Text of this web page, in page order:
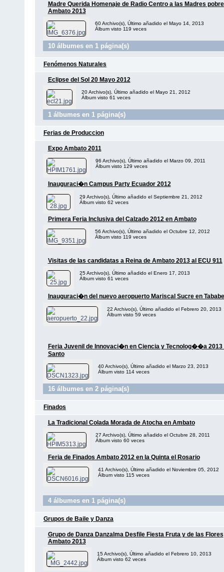
Madre Querida Homenaje de Radio Centro a las Madres
Ambato 2013
60 Archivo(s), Último añadido el Mayo 14, 2013
Álbum visto 119 veces
10 álbumes en 1 página(s)
Fenómenos Naturales
Eclipse del Sol 20 Mayo 2012
20 Archivo(s), Último añadido el Mayo 21, 2012
Álbum visto 61 veces
1 álbumes en 1 página(s)
Ferias de Produccion
Expo Ambato 2011
96 Archivo(s), Último añadido el Marzo 09, 2011
Álbum visto 129 veces
Inauguraci�n Campus Party Ecuador 2012
29 Archivo(s), Último añadido el Septiembre 21, 2012
Álbum visto 62 veces
Primera Feria Inclusiva del Calzado 2012 en Ambato
56 Archivo(s), Último añadido el Octubre 12, 2012
Álbum visto 119 veces
Visitas de las candidatas a Reina de Ambato 2013 al ECU 911
25 Archivo(s), Último añadido el Enero 17, 2013
Álbum visto 61 veces
Inauguraci�n del nuevo aeropuerto Mariscal Sucre en
22 Archivo(s), Último añadido el Febrero 20, 2013
Álbum visto 59 veces
Feria Juvenil de Innovaci�n en Ciencia y Tecnolog��a 2013
Santo
40 Archivo(s), Último añadido el Marzo 23, 2013
Álbum visto 114 veces
16 álbumes en 2 página(s)
Finados
La Tradicional Colada Morada de Atocha en Ambato
27 Archivo(s), Último añadido el Octubre 28, 2011
Álbum visto 60 veces
Feria de Finados Ambato 2012 en la Quinta el Rosario
41 Archivo(s), Último añadido el Noviembre 05, 2012
Álbum visto 115 veces
4 álbumes en 1 página(s)
Grupos de Baile y Danza
Grupo de Danza Danzalma Desfile Fiesta Fruta y de las Flores
Ambato 2013
15 Archivo(s), Último añadido el Febrero 10, 2013
Álbum visto 62 veces